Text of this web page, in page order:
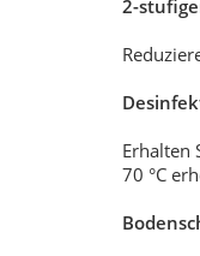
2-
Erhalten
70 °C